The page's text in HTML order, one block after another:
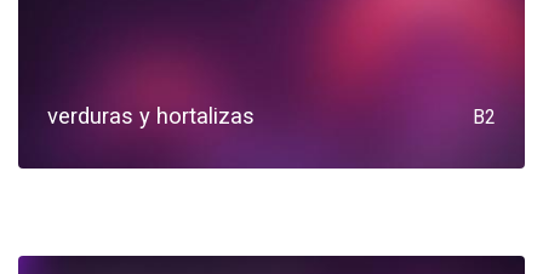
verduras y hortalizas B2